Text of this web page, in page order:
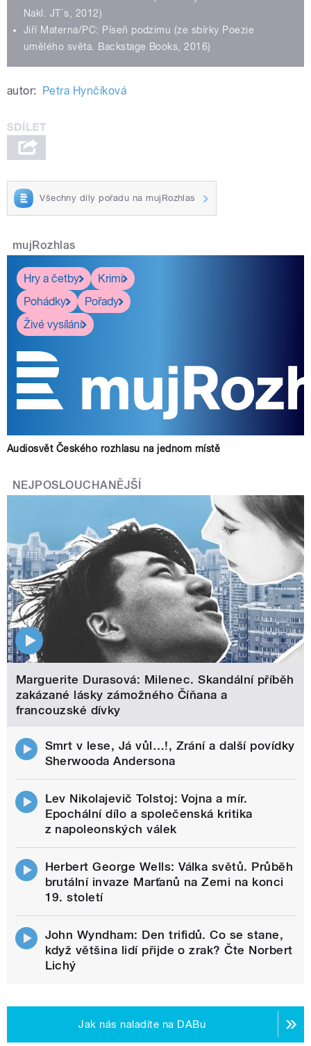
Nakl. JT´s, 2012)
Jiří Materna/PC: Píseň podzimu (ze sbírky Poezie
umělého světa. Backstage Books, 2016)
autor: Petra Hynčíková
Všechny díly pořadu na mujRozhlas
mujRozhlas
Hry a četby
Krimi
Pohádky
Pořady
Živé vysílání
Audiosvět Českého rozhlasu na jednom místě
NEJPOSLOUCHANĚJŠÍ
Marguerite Durasová: Milenec. Skandální příběh
zakázané lásky zámožného Číňana a
francouzské dívky
Smrt v lese, Já vůl…!, Zrání a další povídky
Sherwooda Andersona
Lev Nikolajevič Tolstoj: Vojna a mír.
Epochální dílo a společenská kritika
z napoleonských válek
Herbert George Wells: Válka světů. Průběh
brutální invaze Marťanů na Zemi na konci
19. století
John Wyndham: Den trifidů. Co se stane,
když většina lidí přijde o zrak? Čte Norbert
Lichý
Jak nás naladíte na DABu